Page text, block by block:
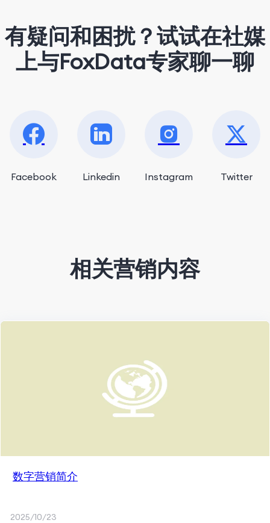
有疑问和困扰？试试在社媒
上与FoxData专家聊一聊
Facebook Linkedin Instagram Twitter
相关营销内容
数字营销简介
2025/10/23